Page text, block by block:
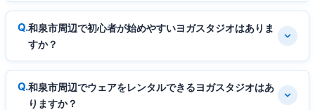
和泉市周辺で初心者が始めやすいヨガスタジオはありま
すか？
和泉市周辺でウェアをレンタルできるヨガスタジオはあ
りますか？